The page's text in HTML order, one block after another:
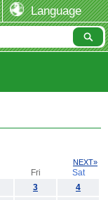
Language
NEXT»
Fri
Sat
3
4